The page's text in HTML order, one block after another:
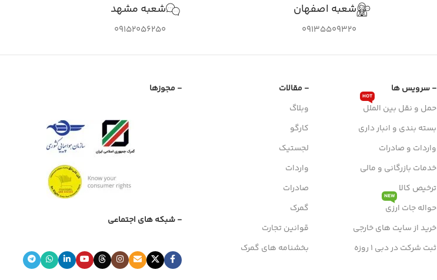
شعبه اصفهان
09135509320
شعبه مشهد
09152056250
- سرویس ها
حمل و نقل بین الملل
HOT
بسته بندی و انبار داری
واردات و صادرات
خدمات بازرگانی و مالی
ترخیص کالا
حواله جات ارزی
NEW
خرید از سایت های خارجی
ثبت شرکت در دبی 1 روزه
- مقالات
وبلاگ
کارگو
لجستیک
واردات
صادرات
گمرک
قوانین تجارت
بخشنامه های گمرک
- مجوزها
- شبکه های اجتماعی